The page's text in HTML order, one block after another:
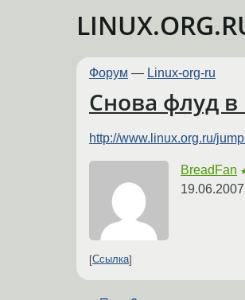
Форум — Linux-org-ru
Снова флуд в
http://www.linux.org.ru/
BreadFan
Ссылка